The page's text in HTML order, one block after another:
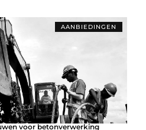
AANBIEDINGEN
voor betonverwerking